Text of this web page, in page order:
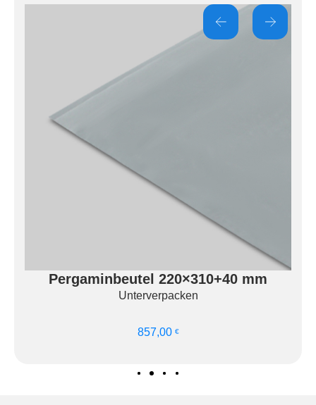
Pergaminbeutel 220×310+40 mm
Unterverpacken
857,00 €